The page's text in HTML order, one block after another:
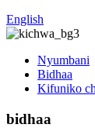
English
Nyumbani
Bidhaa
Kifuniko
bidhaa